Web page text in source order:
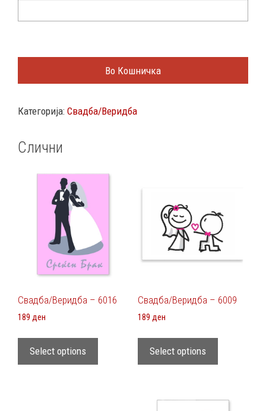
Во Кошничка
Категорија: Свадба/Веридба
Слични
Свадба/Веридба – 6016
189 ден
Select options
Свадба/Веридба – 6009
189 ден
Select options